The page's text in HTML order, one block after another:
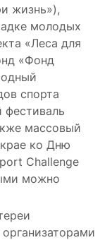
жизнь»),
молодых
«Леса для
«Фонд
спорта
массовый
крае ко Дню
Challenge
можно